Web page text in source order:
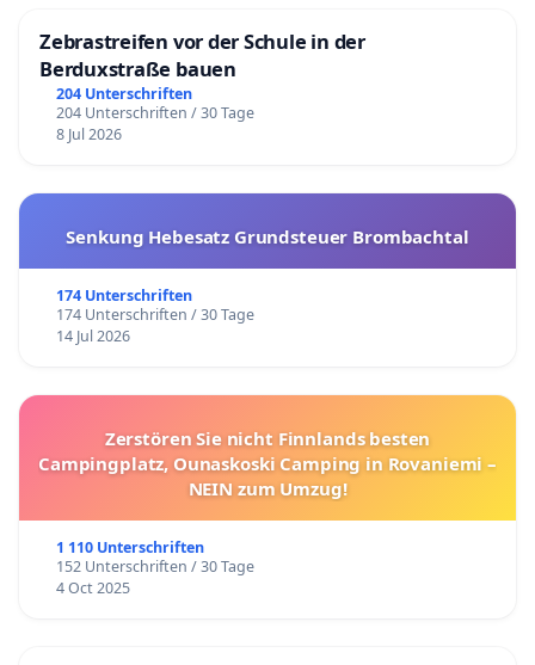
Zebrastreifen vor der Schule in der
Berduxstraße bauen
204 Unterschriften
204 Unterschriften / 30 Tage
8 Jul 2026
Senkung Hebesatz Grundsteuer Brombachtal
174 Unterschriften
174 Unterschriften / 30 Tage
14 Jul 2026
Zerstören Sie nicht Finnlands besten
Campingplatz, Ounaskoski Camping in Rovaniemi –
NEIN zum Umzug!
1 110 Unterschriften
152 Unterschriften / 30 Tage
4 Oct 2025